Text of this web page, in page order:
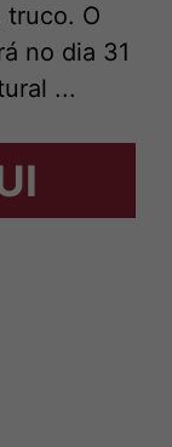
truco. O
no dia 31
...